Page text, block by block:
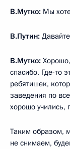
В.Мутко: Мы
В.Путин:
В.Мутко:
спасибо. Где-то
ребятишек,
заведения по
хорошо учились,
Таким образом,
не снимаем,